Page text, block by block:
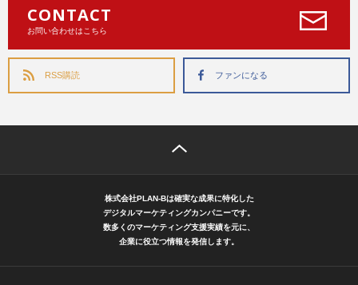
CONTACT
お問い合わせはこちら
RSS購読 ファンになる
株式会社PLAN-Bは確実な成果に特化した
デジタルマーケティングカンパニーです。
数多くのマーケティング支援実績を元に、
企業に役立つ情報を発信します。